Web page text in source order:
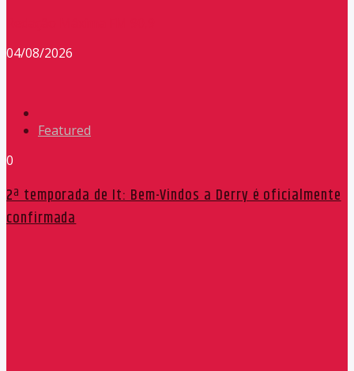
04/08/2026
Featured
0
2ª temporada de It: Bem-Vindos a Derry é oficialmente
confirmada